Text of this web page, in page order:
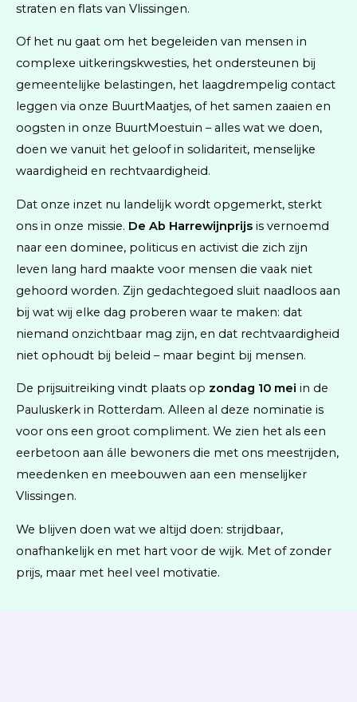
straten en flats van Vlissingen.
Of het nu gaat om het begeleiden van mensen in
complexe uitkeringskwesties, het ondersteunen bij
gemeentelijke belastingen, het laagdrempelig contact
leggen via onze BuurtMaatjes, of het samen zaaien en
oogsten in onze BuurtMoestuin – alles wat we doen,
doen we vanuit het geloof in solidariteit, menselijke
waardigheid en rechtvaardigheid.
Dat onze inzet nu landelijk wordt opgemerkt, sterkt
ons in onze missie. De Ab Harrewijnprijs is vernoemd
naar een dominee, politicus en activist die zich zijn
leven lang hard maakte voor mensen die vaak niet
gehoord worden. Zijn gedachtegoed sluit naadloos aan
bij wat wij elke dag proberen waar te maken: dat
niemand onzichtbaar mag zijn, en dat rechtvaardigheid
niet ophoudt bij beleid – maar begint bij mensen.
De prijsuitreiking vindt plaats op zondag 10 mei in de
Pauluskerk in Rotterdam. Alleen al deze nominatie is
voor ons een groot compliment. We zien het als een
eerbetoon aan álle bewoners die met ons meestrijden,
meedenken en meebouwen aan een menselijker
Vlissingen.
We blijven doen wat we altijd doen: strijdbaar,
onafhankelijk en met hart voor de wijk. Met of zonder
prijs, maar met heel veel motivatie.